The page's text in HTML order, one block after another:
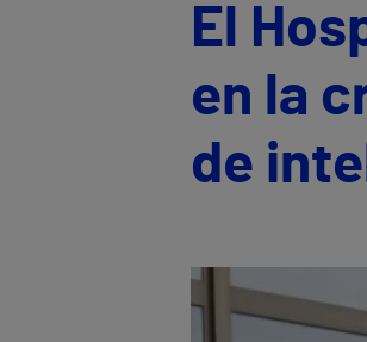
El
en la
de